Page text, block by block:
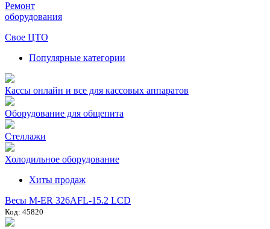
Ремонт
оборудования
Свое ЦТО
Популярные категории
Кассы онлайн и все для кассовых аппаратов
Оборудование для общепита
Стеллажи
Холодильное оборудование
Хиты продаж
Весы M-ER 326AFL-15.2 LCD
Код: 45820